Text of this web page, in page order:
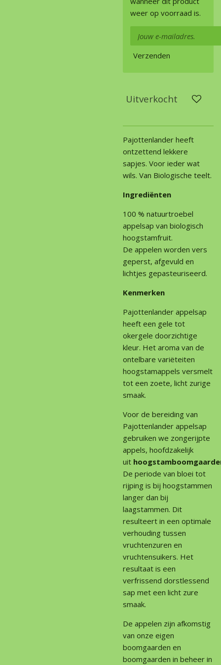
weer op voorraad is.
Verzenden
Uitverkocht
Pajottenlander heeft
ontzettend lekkere
sapjes. Voor ieder wat
wils. Van Biologische teelt.
Ingrediënten
100 % natuurtroebel
appelsap van biologisch
hoogstamfruit.
De appelen worden vers
geperst, afgevuld en
lichtjes gepasteuriseerd.
Kenmerken
Pajottenlander appelsap
heeft een gele tot
okergele doorzichtige
kleur. Het aroma van de
ontelbare variëteiten
hoogstamappels versmelt
tot een zoete, licht zurige
smaak.
Voor de bereiding van
Pajottenlander appelsap
gebruiken we zongerijpte
appels, hoofdzakelijk
uit
De periode van bloei tot
rijping is bij hoogstammen
langer dan bij
laagstammen. Dit
resulteert in een optimale
verhouding tussen
vruchtenzuren en
vruchtensuikers. Het
resultaat is een
verfrissend dorstlessend
sap met een licht zure
smaak.
De appelen zijn afkomstig
van onze eigen
boomgaarden en
boomgaarden in beheer in